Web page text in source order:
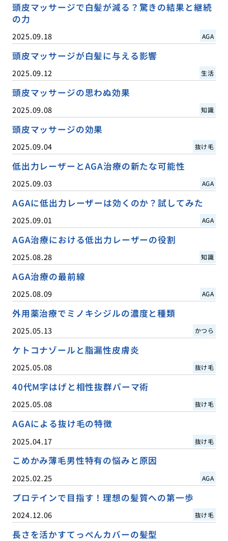
頭皮マッサージで白髪が減る？驚きの結果と継続
の力
2025.09.18 AGA
頭皮マッサージが白髪に与える影響
2025.09.12 生活
頭皮マッサージの思わぬ効果
2025.09.08 知識
頭皮マッサージの効果
2025.09.04 抜け毛
低出力レーザーとAGA治療の新たな可能性
2025.09.03 AGA
AGAに低出力レーザーは効くのか？試してみた
2025.09.01 AGA
AGA治療における低出力レーザーの役割
2025.08.28 知識
AGA治療の最前線
2025.08.09 AGA
外用薬治療でミノキシジルの濃度と種類
2025.05.13 かつら
ケトコナゾールと脂漏性皮膚炎
2025.05.08 抜け毛
40代M字はげと相性抜群パーマ術
2025.05.08 抜け毛
AGAによる抜け毛の特徴
2025.04.17 抜け毛
こめかみ薄毛男性特有の悩みと原因
2025.02.25 AGA
プロテインで目指す！理想の髪質への第一歩
2024.12.06 抜け毛
長さを活かすてっぺんカバーの髪型